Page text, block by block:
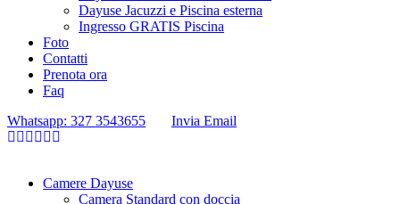
Dayuse Jacuzzi e Piscina esterna
Ingresso GRATIS Piscina
Foto
Contatti
Prenota ora
Faq
Whatsapp: 327 3543655
Invia Email
Camere Dayuse
Camera Standard con doccia